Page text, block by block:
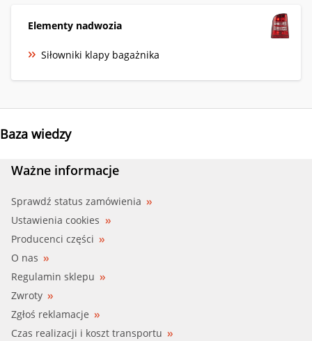
Elementy nadwozia
Siłowniki klapy bagażnika
Baza wiedzy
Ważne informacje
Sprawdź status zamówienia
Ustawienia cookies
Producenci części
O nas
Regulamin sklepu
Zwroty
Zgłoś reklamacje
Czas realizacji i koszt transportu